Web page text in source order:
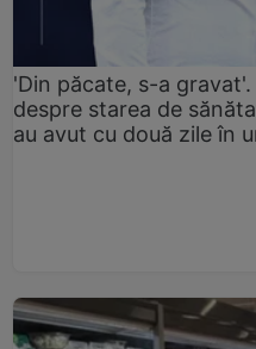
'Din păcate, s-a
despre starea de
au avut cu două zile în